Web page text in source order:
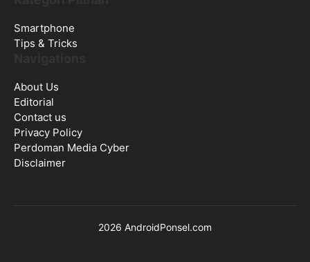
Smartphone
Tips & Tricks
About Us
Editorial
Contact us
Privacy Policy
Perdoman Media Cyber
Disclaimer
2026 AndroidPonsel.com